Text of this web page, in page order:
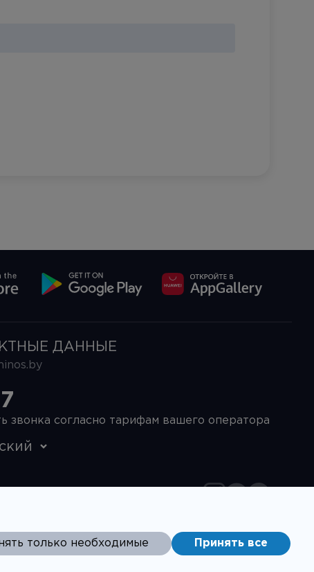
ДАННЫЕ
звонка согласно тарифам вашего оператора
только необходимые Принять все